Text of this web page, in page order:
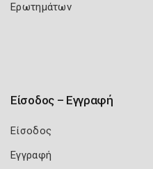
Ερωτημάτων
Είσοδος – Εγγραφή
Είσοδος
Εγγραφή